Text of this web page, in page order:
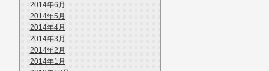
2014年6月
2014年5月
2014年4月
2014年3月
2014年2月
2014年1月